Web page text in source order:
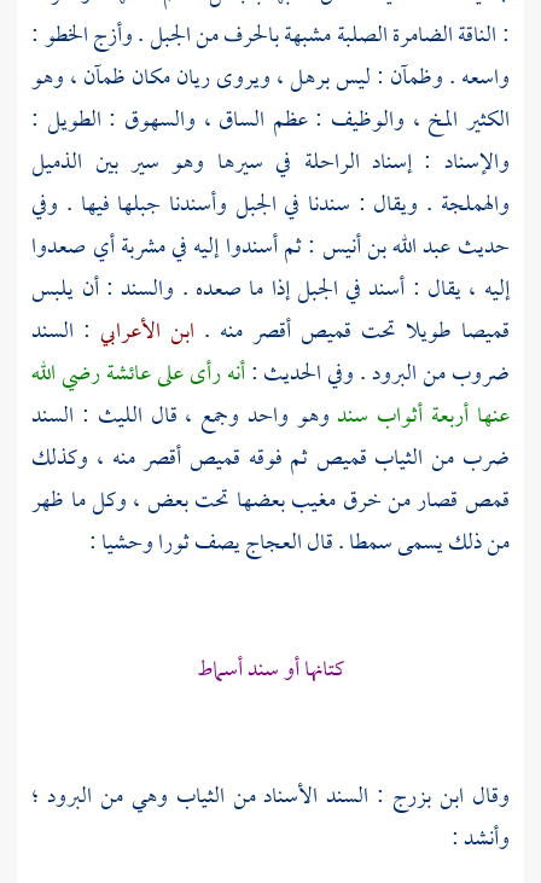
: الناقة الضامرة الصلبة مشبهة بالحرف من الجبل . وأزج الخطو :
واسعه . وظمآن : ليس برهل ، ويروى ريان مكان ظمآن ، وهو
الكثير المخ ، والوظيف : عظم الساق ، والسهوق : الطويل :
والإسناد : إسناد الراحلة في سيرها وهو سير بين الذميل
والهملجة . ويقال : سندنا في الجبل وأسندنا جبلها فيها . وفي
حديثعبد الله بن أنيس : ثم أسندوا إليه في مشربة أي صعدوا
إليه ، يقال : أسند في الجبل إذا ما صعده . والسند : أن يلبس
قميصا طويلا تحت قميص أقصر منه . ابن الأعرابي : السند
ضروب من البرود . وفي الحديث :أنه رأى علىعائشةرضي الله
عنها أربعة أثواب سندوهو واحد وجمع ، قال الليث : السند
ضرب من الثياب قميص ثم فوقه قميص أقصر منه ، وكذلك
قمص قصار من خرق مغيب بعضها تحت بعض ، وكل ما ظهر
من ذلك يسمى سمطا . قالالعجاجيصف ثورا وحشيا :
كتانها أو سند أسماط
وقال ابن بزرج : السند الأسناد من الثياب وهي من البرود ؛
وأنشد :